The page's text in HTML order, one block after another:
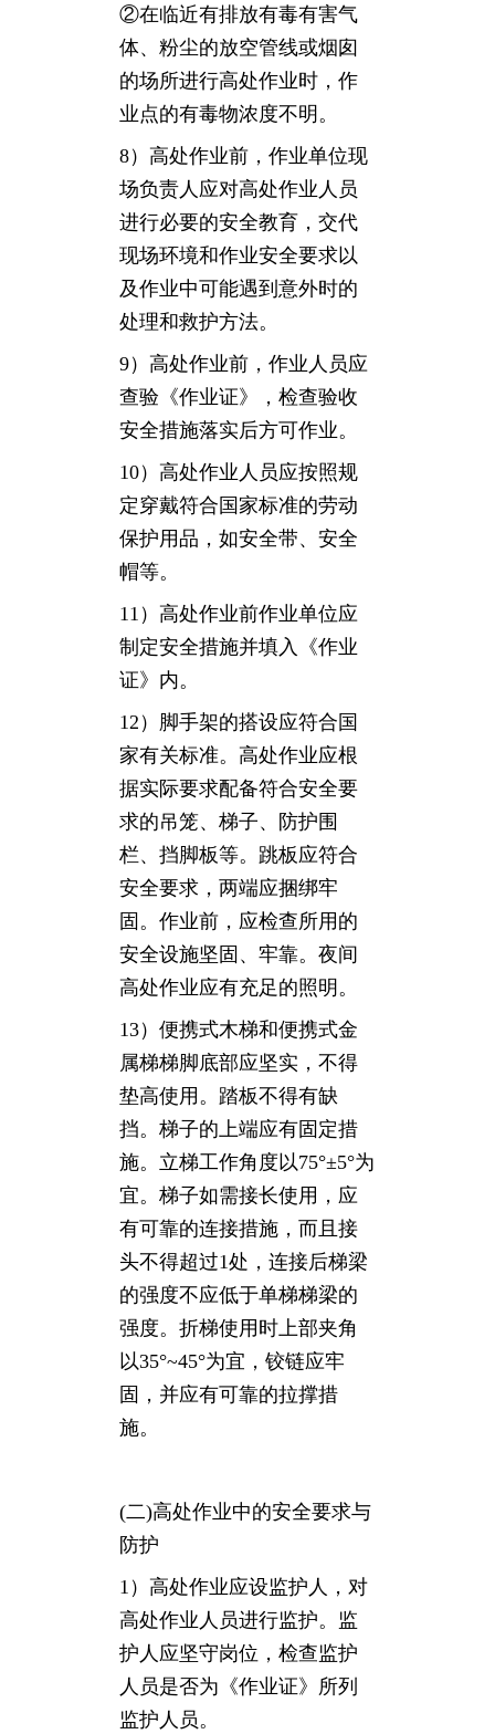
②在临近有排放有毒有害气
体、粉尘的放空管线或烟囱
的场所进行高处作业时，作
业点的有毒物浓度不明。
8）高处作业前，作业单位现
场负责人应对高处作业人员
进行必要的安全教育，交代
现场环境和作业安全要求以
及作业中可能遇到意外时的
处理和救护方法。
9）高处作业前，作业人员应
查验《作业证》，检查验收
安全措施落实后方可作业。
10）高处作业人员应按照规
定穿戴符合国家标准的劳动
保护用品，如安全带、安全
帽等。
11）高处作业前作业单位应
制定安全措施并填入《作业
证》内。
12）脚手架的搭设应符合国
家有关标准。高处作业应根
据实际要求配备符合安全要
求的吊笼、梯子、防护围
栏、挡脚板等。跳板应符合
安全要求，两端应捆绑牢
固。作业前，应检查所用的
安全设施坚固、牢靠。夜间
高处作业应有充足的照明。
13）便携式木梯和便携式金
属梯梯脚底部应坚实，不得
垫高使用。踏板不得有缺
挡。梯子的上端应有固定措
施。立梯工作角度以75°±5°为
宜。梯子如需接长使用，应
有可靠的连接措施，而且接
头不得超过1处，连接后梯梁
的强度不应低于单梯梯梁的
强度。折梯使用时上部夹角
以35°~45°为宜，铰链应牢
固，并应有可靠的拉撑措
施。
(二)高处作业中的安全要求与
防护
1）高处作业应设监护人，对
高处作业人员进行监护。监
护人应坚守岗位，检查监护
人员是否为《作业证》所列
监护人员。